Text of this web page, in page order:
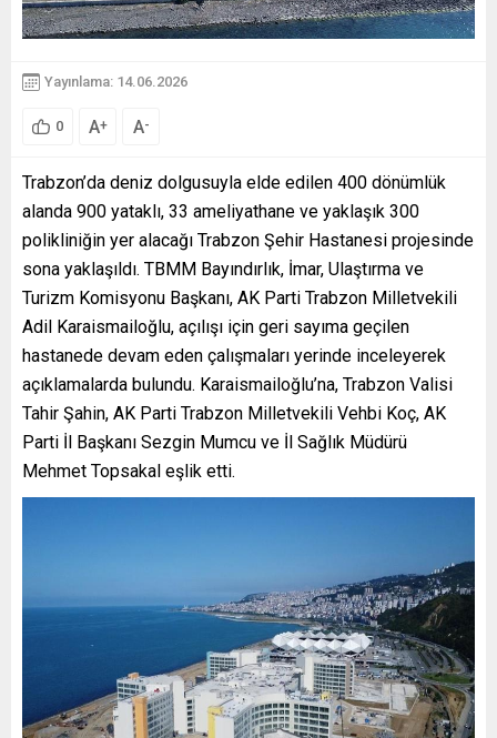
Yayınlama: 14.06.2026
0 A+ A-
Trabzon’da deniz dolgusuyla elde edilen 400 dönümlük
alanda 900 yataklı, 33 ameliyathane ve yaklaşık 300
polikliniğin yer alacağı Trabzon Şehir Hastanesi projesinde
sona yaklaşıldı. TBMM Bayındırlık, İmar, Ulaştırma ve
Turizm Komisyonu Başkanı, AK Parti Trabzon Milletvekili
Adil Karaismailoğlu, açılışı için geri sayıma geçilen
hastanede devam eden çalışmaları yerinde inceleyerek
açıklamalarda bulundu. Karaismailoğlu’na, Trabzon Valisi
Tahir Şahin, AK Parti Trabzon Milletvekili Vehbi Koç, AK
Parti İl Başkanı Sezgin Mumcu ve İl Sağlık Müdürü
Mehmet Topsakal eşlik etti.